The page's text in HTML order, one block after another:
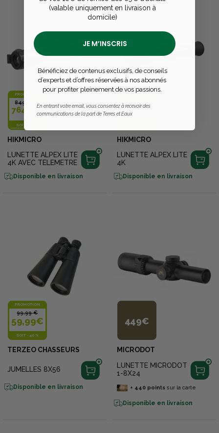
AUTOMATIQUEMENT LORSQUE
VOUS VALIDEREZ VOTRE
AUTOMATIQUEMENT LORSQUE
VOUS VALIDEREZ VOTRE
PROMOTION
849,00 €
764,10€
SOIT
HIKMICRO
LUNETTE ALPEX LITE
4K AVEC TELEMETRE
Disponible en livraison
PROMOTION
649,00 €
584,10€
HIKMICRO
LUNETTE ALPEX LITE
4K
Disponible en livraison
PROMOTION
99,99 €
59,99€
SOIT - 40 %
TERZEO CHASSEURS
JUMELLES 8X56
Disponible en livraison
449€
MICRODOT
LUNETTE MICRODOT
1-8X24
+ 440pointssur la carte
Disponible en livraison
(valable uniquement en livraison à
domicile)
JE M’INSCRIS
Bénéficiez de contenus exclusifs, de conseils
d’experts et d’offres réservées à nos abonnés
pour profiter pleinement de vos passions.
En entrant votre email, vous consentez à recevoir des
communications de la part de Terres et Eaux